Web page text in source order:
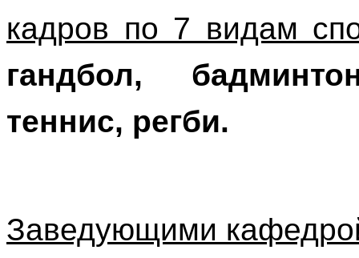
кадров по 7 видам
гандбол,
теннис, регби.
Заведующими